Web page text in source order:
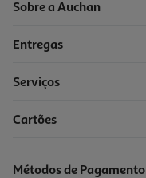
Sobre a Auchan
Entregas
Serviços
Cartões
Métodos de Pagamento